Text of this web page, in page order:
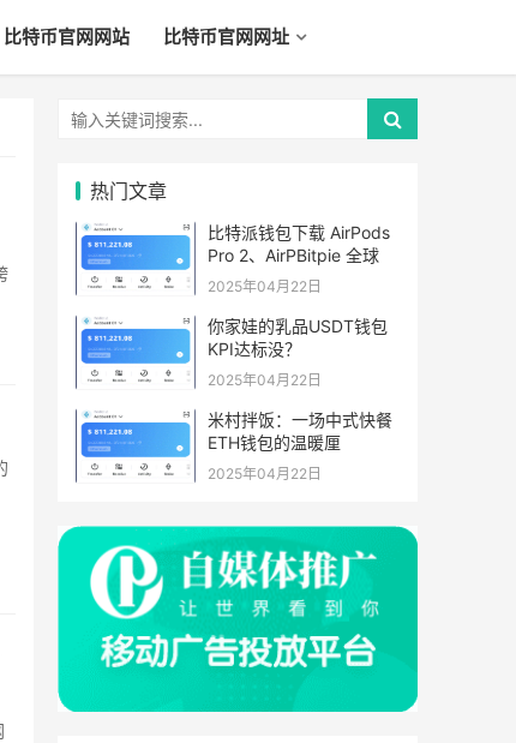
比特币官网网站 比特币官网网址
热门文章
比特派钱包下载 AirPods
Pro 2、AirPBitpie 全球
2025年04月22日
你家娃的乳品USDT钱包
KPI达标没？
2025年04月22日
米村拌饭：一场中式快餐
ETH钱包的温暖厘
2025年04月22日